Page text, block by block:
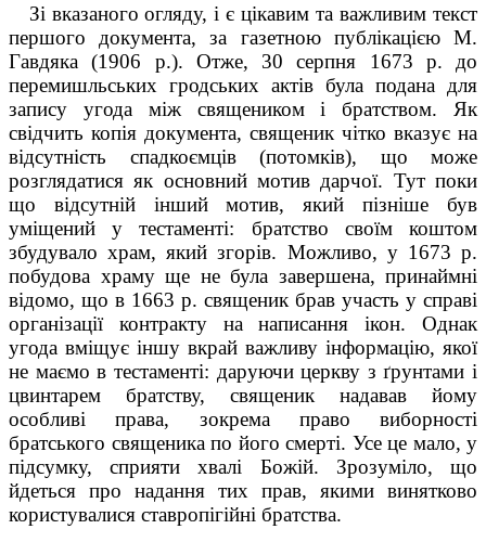
Зі вказаного огляду, і є цікавим та важливим текст
першого документа, за газет­ною публікацією М.
Гавдяка (1906 р.). Отже, 30 серпня 1673 р. до
перемишльських гродських актів була подана для
запису угода між священиком і братством. Як
свідчить копія документа, священик чітко вказує на
відсутність спадкоємців (потомків), що може
розглядатися як основний мотив дарчої. Тут поки
що відсутній інший мотив, який пізніше був
уміщений у тестаменті: братство своїм коштом
збудувало храм, який згорів. Можливо, у 1673 р.
побудова храму ще не була завершена, принаймні
відомо, що в 1663 р. священик брав участь у справі
організації контракту на написання ікон. Однак
угода вміщує іншу вкрай важливу інформацію, якої
не маємо в тестаменті: даруючи церкву з ґрунтами і
цвинтарем братству, священик надавав йому
особливі права, зокрема право виборності
братського священика по його смерті. Усе це мало, у
підсумку, сприяти хвалі Божій. Зрозуміло, що
йдеться про надання тих прав, якими винятково
користувалися ставропігійні братства.